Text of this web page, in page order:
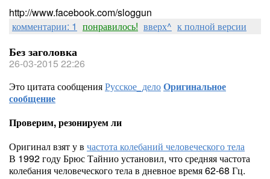
http://www.facebook.com/sloggun
комментарии: 1 понравилось! вверх^ к полной версии
Без заголовка
26-03-2015 22:26
Это цитата сообщенияРусское_делоОригинальное
сообщение
Проверим, резонируем ли
Оригинал взят ув частота колебаний человеческого тела
В 1992 году Брюс Тайнио установил, что средняя частота
колебания человеческого тела в дневное время 62-68 Гц.